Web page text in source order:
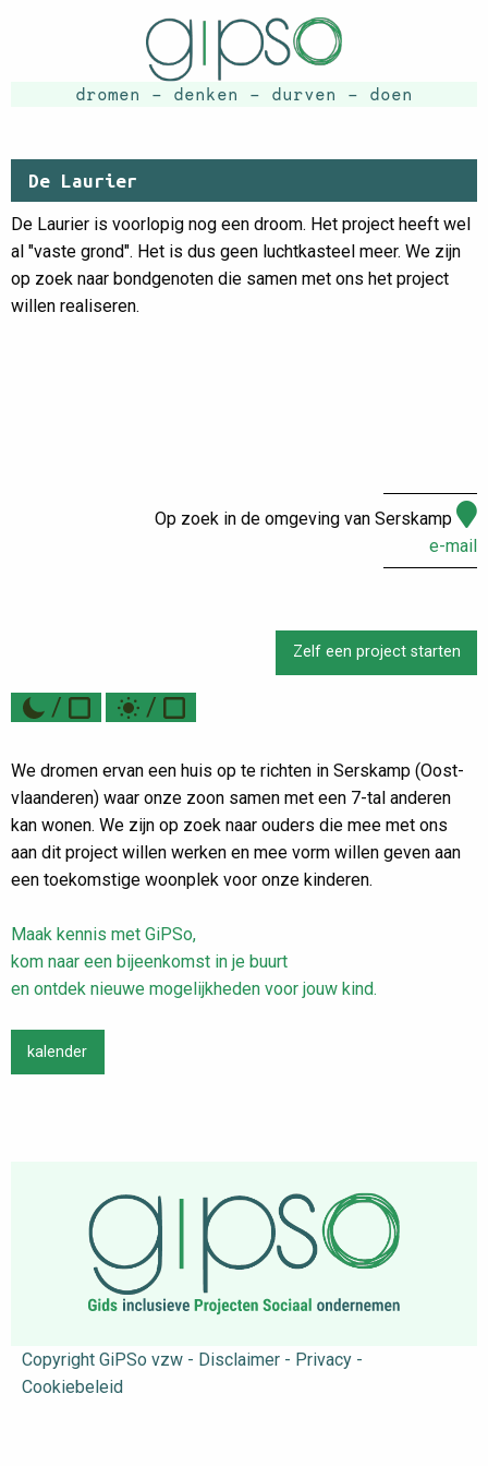
dromen - denken - durven - doen
De Laurier
De Laurier is voorlopig nog een droom. Het project heeft wel
al "vaste grond". Het is dus geen luchtkasteel meer. We zijn
op zoek naar bondgenoten die samen met ons het project
willen realiseren.
Op zoek in de omgeving van Serskamp
e-mail
Zelf een project starten
/ /
We dromen ervan een huis op te richten in Serskamp (Oost-
vlaanderen) waar onze zoon samen met een 7-tal anderen
kan wonen. We zijn op zoek naar ouders die mee met ons
aan dit project willen werken en mee vorm willen geven aan
een toekomstige woonplek voor onze kinderen.
Maak kennis met GiPSo,
kom naar een bijeenkomst in je buurt
en ontdek nieuwe mogelijkheden voor jouw kind.
kalender
Copyright GiPSo vzw - Disclaimer - Privacy -
Cookiebeleid